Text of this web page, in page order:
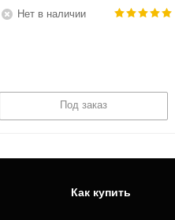
Нет в наличии
Под заказ
Как купить